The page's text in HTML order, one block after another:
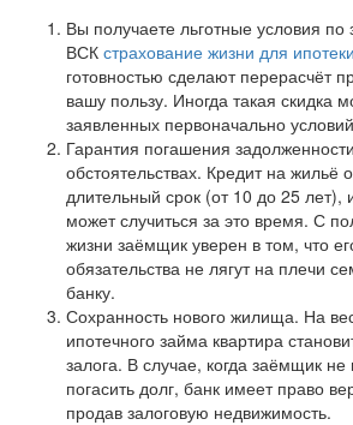
Вы получаете льготные условия
ВСК страхование жизни для ипотеки
готовностью сделают перерасчёт
вашу пользу. Иногда такая скидка
заявленных первоначально
Гарантия погашения
обстоятельствах. Кредит на жильё
длительный срок (от 10 до 25 лет),
может случиться за это время. С
жизни заёмщик уверен в том, что
обязательства не лягут на плечи
банку.
Сохранность нового жилища. На
ипотечного займа квартира
залога. В случае, когда заёмщик
погасить долг, банк имеет право
продав залоговую недвижимость.